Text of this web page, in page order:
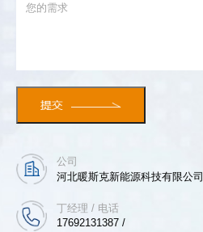
公司
河北暖斯克新能源科技有限公司
丁经理 / 电话
17692131387 /